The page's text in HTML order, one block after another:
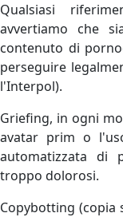
Qualsiasi
avvertiamo che
contenuto di
perseguire
l'Interpol).
Griefing, in ogni
avatar prim o
automatizzata di
troppo dolorosi.
Copybotting (copia